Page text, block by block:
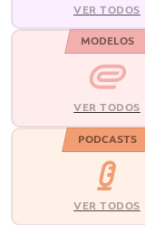
VER TODOS
MODELOS
VER TODOS
PODCASTS
VER TODOS